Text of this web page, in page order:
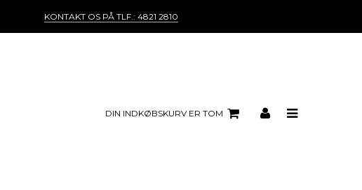
KONTAKT OS PÅ TLF.: 4821 2810
DIN INDKØBSKURV ER TOM